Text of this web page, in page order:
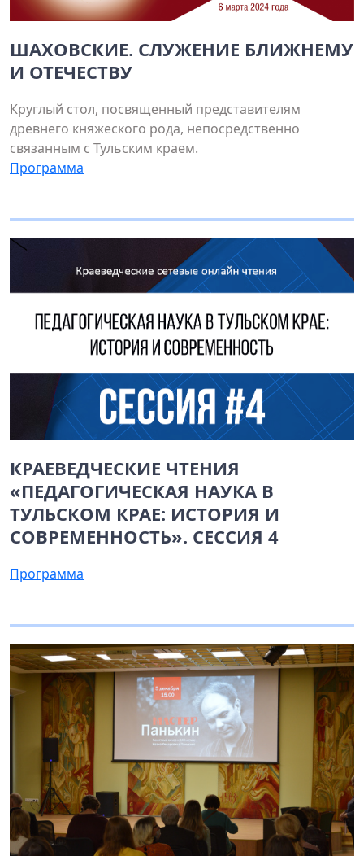
ШАХОВСКИЕ. СЛУЖЕНИЕ БЛИЖНЕМУ
И ОТЕЧЕСТВУ
Круглый стол, посвященный представителям
древнего княжеского рода, непосредственно
связанным с Тульским краем.
Программа
КРАЕВЕДЧЕСКИЕ ЧТЕНИЯ
«ПЕДАГОГИЧЕСКАЯ НАУКА В
ТУЛЬСКОМ КРАЕ: ИСТОРИЯ И
СОВРЕМЕННОСТЬ». СЕССИЯ 4
Программа